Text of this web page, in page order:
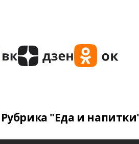
Рубрика "Еда и